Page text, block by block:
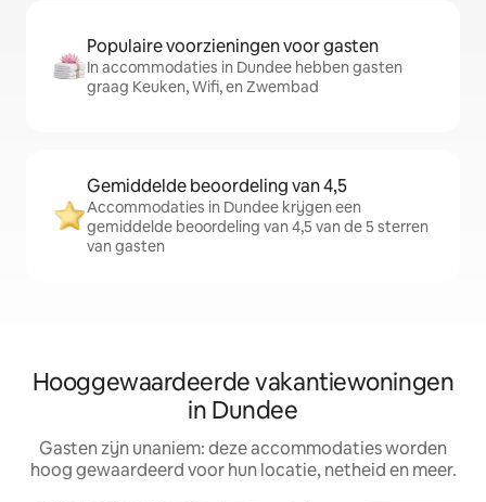
Populaire voorzieningen voor gasten
In accommodaties in Dundee hebben gasten
graag Keuken, Wifi, en Zwembad
Gemiddelde beoordeling van 4,5
Accommodaties in Dundee krijgen een
gemiddelde beoordeling van 4,5 van de 5 sterren
van gasten
Hooggewaardeerde vakantiewoningen
in Dundee
Gasten zijn unaniem: deze accommodaties worden
hoog gewaardeerd voor hun locatie, netheid en meer.